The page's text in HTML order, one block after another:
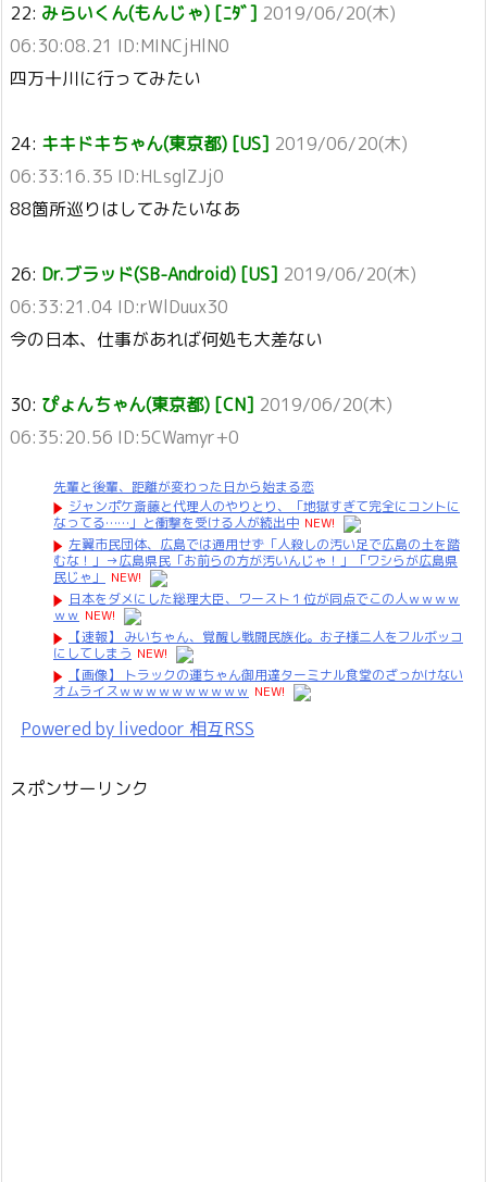
22: みらいくん(もんじゃ) [ﾆﾀﾞ] 2019/06/20(木)
06:30:08.21 ID:MINCjHlN0
四万十川に行ってみたい
24: キキドキちゃん(東京都) [US] 2019/06/20(木)
06:33:16.35 ID:HLsglZJj0
88箇所巡りはしてみたいなあ
26: Dr.ブラッド(SB-Android) [US] 2019/06/20(木)
06:33:21.04 ID:rWlDuux30
今の日本、仕事があれば何処も大差ない
30: ぴょんちゃん(東京都) [CN] 2019/06/20(木)
06:35:20.56 ID:5CWamyr+0
先輩と後輩、距離が変わった日から始まる恋
ジャンポケ斎藤と代理人のやりとり、「地獄すぎて完全にコントに
なってる……」と衝撃を受ける人が続出中 NEW!
左翼市民団体、広島では通用せず「人殺しの汚い足で広島の土を踏
むな！」→広島県民「お前らの方が汚いんじゃ！」「ワシらが広島県
民じゃ」
NEW!
日本をダメにした総理大臣、ワースト１位が同点でこの人ｗｗｗｗ
ｗｗ NEW!
【速報】 みいちゃん、覚醒し戦闘民族化。お子様二人をフルボッコ
にしてしまう NEW!
【画像】 トラックの運ちゃん御用達ターミナル食堂のざっかけない
オムライスｗｗｗｗｗｗｗｗｗｗ NEW!
Powered by livedoor 相互RSS
スポンサーリンク